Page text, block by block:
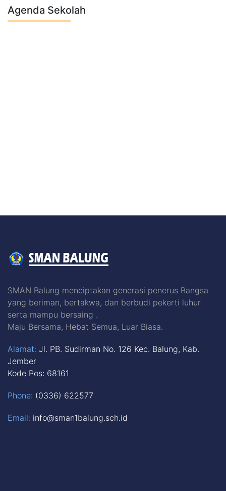
Agenda Sekolah
SMAN Balung menciptakan generasi penerus Bangsa
yang beriman, bertakwa, dan berbudi pekerti luhur
serta mampu bersaing .
Maju Bersama, Hebat Semua, Luar Biasa.
Alamat: Jl. PB. Sudirman No. 126 Kec. Balung, Kab.
Jember
Kode Pos: 68161
Phone: (0336) 622577
Email: info@sman1balung.sch.id